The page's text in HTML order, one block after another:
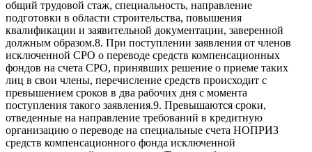
общий трудовой стаж, специальность, направление
подготовки в области строительства, повышения
квалификации и заявительной документации, заверенной
должным образом.8. При поступлении заявления от членов
исключенной СРО о переводе средств компенсационных
фондов на счета СРО, принявших решение о приеме таких
лиц в свои члены, перечисление средств происходит с
превышением сроков в два рабочих дня с момента
поступления такого заявления.9. Превышаются сроки,
отведенные на направление требований в кредитную
организацию о переводе на специальные счета НОПРИЗ
средств компенсационного фонда исключенной